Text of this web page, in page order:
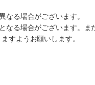
なる場合がございます。
なる場合がございます。
すようお願いします。